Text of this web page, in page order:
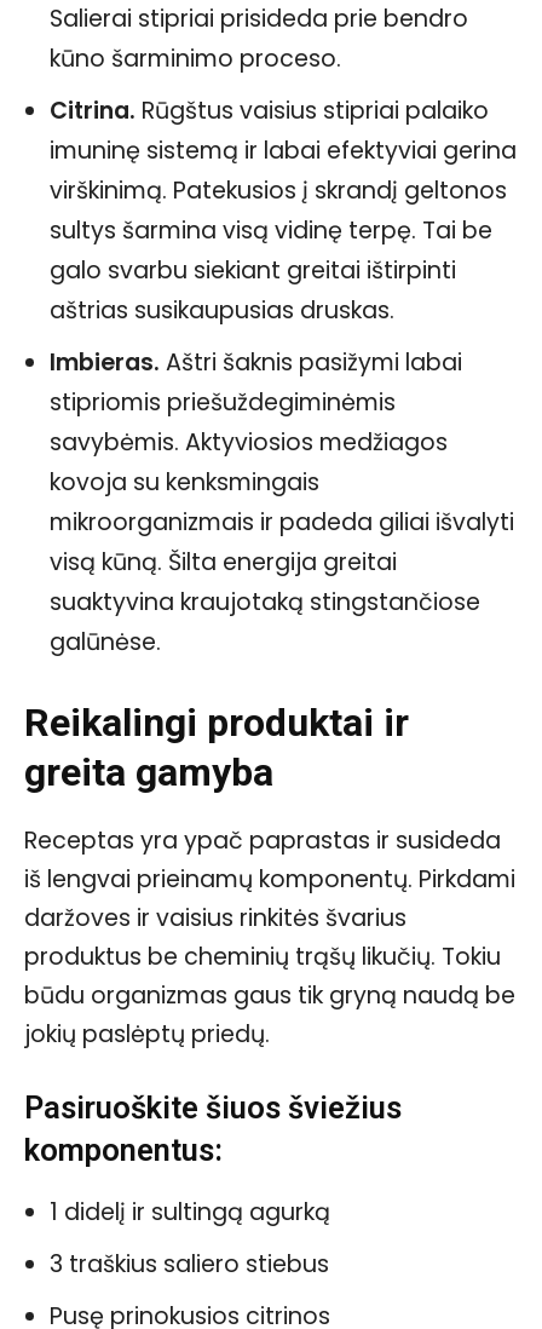
Salierai stipriai prisideda prie bendro
kūno šarminimo proceso.
Citrina. Rūgštus vaisius stipriai palaiko
imuninę sistemą ir labai efektyviai gerina
virškinimą. Patekusios į skrandį geltonos
sultys šarmina visą vidinę terpę. Tai be
galo svarbu siekiant greitai ištirpinti
aštrias susikaupusias druskas.
Imbieras. Aštri šaknis pasižymi labai
stipriomis priešuždegiminėmis
savybėmis. Aktyviosios medžiagos
kovoja su kenksmingais
mikroorganizmais ir padeda giliai išvalyti
visą kūną. Šilta energija greitai
suaktyvina kraujotaką stingstančiose
galūnėse.
Reikalingi produktai ir
greita gamyba
Receptas yra ypač paprastas ir susideda
iš lengvai prieinamų komponentų. Pirkdami
daržoves ir vaisius rinkitės švarius
produktus be cheminių trąšų likučių. Tokiu
būdu organizmas gaus tik gryną naudą be
jokių paslėptų priedų.
Pasiruoškite šiuos šviežius
komponentus:
1 didelį ir sultingą agurką
3 traškius saliero stiebus
Pusę prinokusios citrinos